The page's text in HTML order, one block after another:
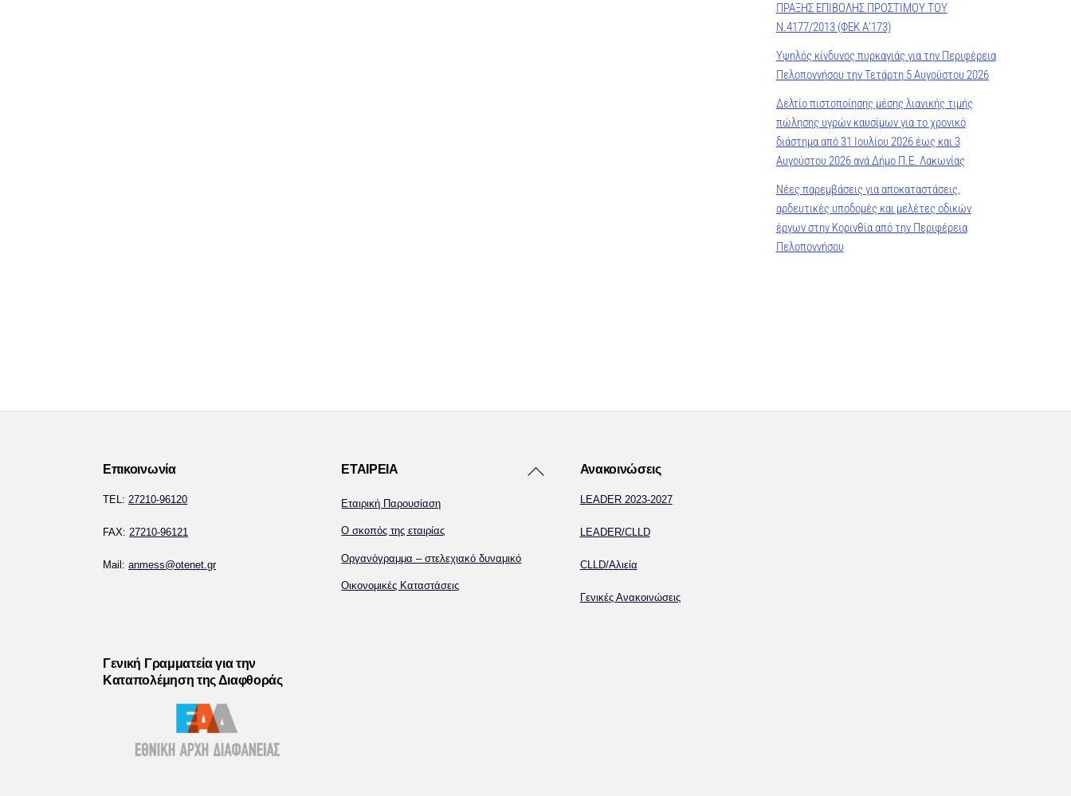
ΠΡΑΞΗΣ ΕΠΙΒΟΛΗΣ ΠΡΟΣΤΙΜΟΥ ΤΟΥ
Ν.4177/2013 (ΦΕΚ Α’173)
Υψηλός κίνδυνος πυρκαγιάς για την Περιφέρεια
Πελοποννήσου την Τετάρτη 5 Αυγούστου 2026
Δελτίο πιστοποίησης μέσης λιανικής τιμής
πώλησης υγρών καυσίμων για το χρονικό
διάστημα από 31 Ιουλίου 2026 έως και 3
Αυγούστου 2026 ανά Δήμο Π.Ε. Λακωνίας
Νέες παρεμβάσεις για αποκαταστάσεις,
αρδευτικές υποδομές και μελέτες οδικών
έργων στην Κορινθία από την Περιφέρεια
Πελοποννήσου
Back
Επικοινωνία
TEL: 27210-96120
FAX: 27210-96121
Mail:anmess@otenet.gr
ΕΤΑΙΡΕΙΑ
Εταιρική Παρουσίαση
Ο σκοπός της εταιρίας
Οργανόγραμμα – στελεχιακό δυναμικό
Οικονομικές Καταστάσεις
Ανακοινώσεις
LEADER 2023-2027
LEADER/CLLD
CLLD/Αλιεία
Γενικές Ανακοινώσεις
Γενική Γραμματεία για την
Καταπολέμηση της Διαφθοράς